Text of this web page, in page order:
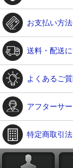
お支払い方
送料・配送
よくあるご
アフターサ
特定商取引法